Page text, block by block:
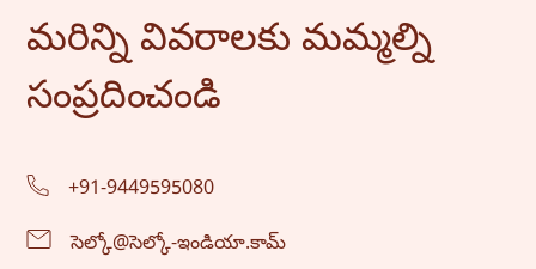
మరిన్ని వివరాలకు మమ్మల్ని
సంప్రదించండి
+91-9449595080
సెల్కో@సెల్కో-ఇండియా.కామ్